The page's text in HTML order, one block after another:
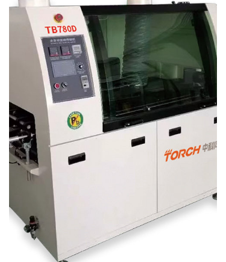
了解更多产品信息，请扫码咨询。